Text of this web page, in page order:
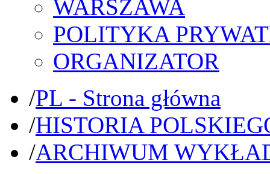
WARSZAWA
POLITYKA
ORGANIZATOR
/PL - Strona główna
/HISTORIA
/ARCHIWUM